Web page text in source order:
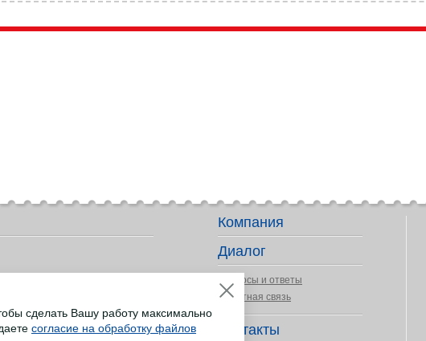
Компания
Диалог
Вопросы и ответы
Обратная связь
Контакты
сделать Вашу работу максимально
согласие на обработку файлов